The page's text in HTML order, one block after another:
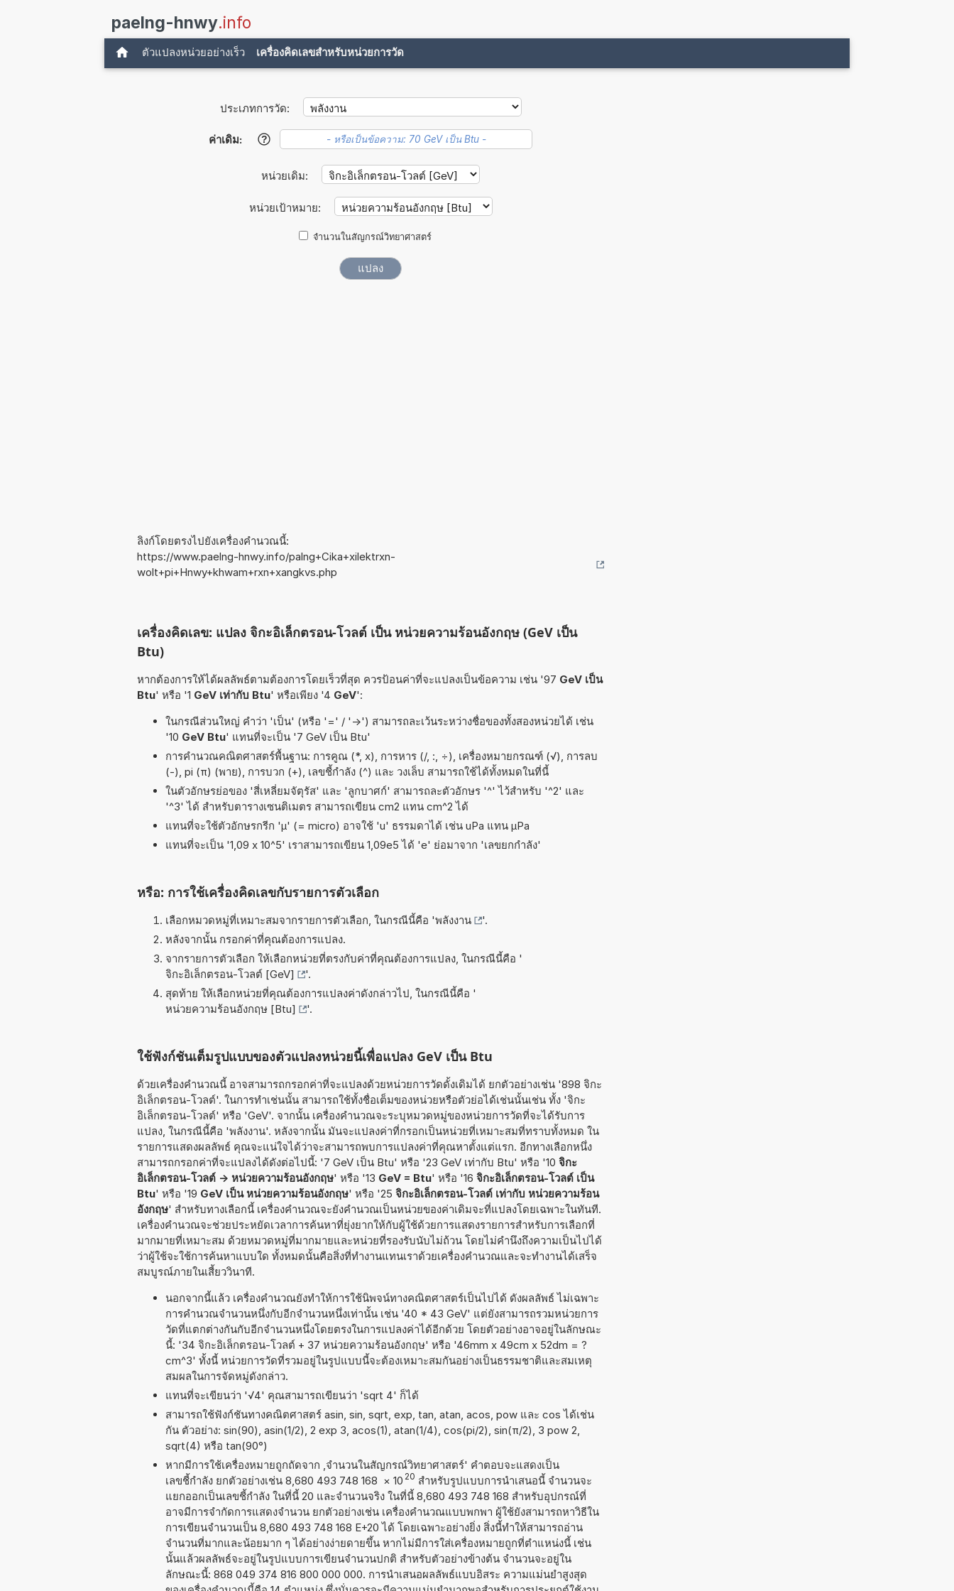
paelng-hnwy.info
ตัวแปลงหน่วยอย่างเร็ว เครื่องคิดเลขสำหรับหน่วยการวัด
ประเภทการวัด:
ค่าเดิม: ?
หน่วยเดิม:
หน่วยเป้าหมาย:
จำนวนในสัญกรณ์วิทยาศาสตร์
ลิงก์โดยตรงไปยังเครื่องคำนวณนี้:
https://www.paelng-hnwy.info/palng+Cika+xilektrxn-
wolt+pi+Hnwy+khwam+rxn+xangkvs.php
เครื่องคิดเลข: แปลง จิกะอิเล็กตรอน-โวลต์ เป็น หน่วยความร้อนอังกฤษ (GeV เป็น
Btu)
หากต้องการให้ได้ผลลัพธ์ตามต้องการโดยเร็วที่สุด ควรป้อนค่าที่จะแปลงเป็นข้อความ เช่น '97 GeV เป็น
Btu' หรือ '1 GeV เท่ากับ Btu' หรือเพียง '4 GeV':
ในกรณีส่วนใหญ่ คำว่า 'เป็น' (หรือ '=' / '->') สามารถละเว้นระหว่างชื่อของทั้งสองหน่วยได้ เช่น
'10 GeV Btu' แทนที่จะเป็น '7 GeV เป็น Btu'
การคำนวณคณิตศาสตร์พื้นฐาน: การคูณ (*, x), การหาร (/, :, ÷), เครื่องหมายกรณฑ์ (√), การลบ
(-), pi (π) (พาย), การบวก (+), เลขชี้กำลัง (^) และ วงเล็บ สามารถใช้ได้ทั้งหมดในที่นี้
ในตัวอักษรย่อของ 'สี่เหลี่ยมจัตุรัส' และ 'ลูกบาศก์' สามารถละตัวอักษร '^' ไว้สำหรับ '^2' และ
'^3' ได้ สำหรับตารางเซนติเมตร สามารถเขียน cm2 แทน cm^2 ได้
แทนที่จะใช้ตัวอักษรกรีก 'µ' (= micro) อาจใช้ 'u' ธรรมดาได้ เช่น uPa แทน µPa
แทนที่จะเป็น '1,09 x 10^5' เราสามารถเขียน 1,09e5 ได้ 'e' ย่อมาจาก 'เลขยกกำลัง'
หรือ: การใช้เครื่องคิดเลขกับรายการตัวเลือก
เลือกหมวดหมู่ที่เหมาะสมจากรายการตัวเลือก, ในกรณีนี้คือ 'พลังงาน
'.
หลังจากนั้น กรอกค่าที่คุณต้องการแปลง.
จากรายการตัวเลือก ให้เลือกหน่วยที่ตรงกับค่าที่คุณต้องการแปลง, ในกรณีนี้คือ '
จิกะอิเล็กตรอน-โวลต์ [GeV]
'.
สุดท้าย ให้เลือกหน่วยที่คุณต้องการแปลงค่าดังกล่าวไป, ในกรณีนี้คือ '
หน่วยความร้อนอังกฤษ [Btu]
'.
ใช้ฟังก์ชันเต็มรูปแบบของตัวแปลงหน่วยนี้เพื่อแปลง GeV เป็น Btu
ด้วยเครื่องคำนวณนี้ อาจสามารถกรอกค่าที่จะแปลงด้วยหน่วยการวัดดั้งเดิมได้ ยกตัวอย่างเช่น '898 จิกะ
อิเล็กตรอน-โวลต์'. ในการทำเช่นนั้น สามารถใช้ทั้งชื่อเต็มของหน่วยหรือตัวย่อได้เช่นนั้นเช่น ทั้ง 'จิกะ
อิเล็กตรอน-โวลต์' หรือ 'GeV'. จากนั้น เครื่องคำนวณจะระบุหมวดหมู่ของหน่วยการวัดที่จะได้รับการ
แปลง, ในกรณีนี้คือ 'พลังงาน'. หลังจากนั้น มันจะแปลงค่าที่กรอกเป็นหน่วยที่เหมาะสมที่ทราบทั้งหมด ใน
รายการแสดงผลลัพธ์ คุณจะแน่ใจได้ว่าจะสามารถพบการแปลงค่าที่คุณหาตั้งแต่แรก. อีกทางเลือกหนึ่ง
สามารถกรอกค่าที่จะแปลงได้ดังต่อไปนี้: '7 GeV เป็น Btu' หรือ '23 GeV เท่ากับ Btu' หรือ '10 จิกะ
อิเล็กตรอน-โวลต์ -> หน่วยความร้อนอังกฤษ' หรือ '13 GeV = Btu' หรือ '16 จิกะอิเล็กตรอน-โวลต์ เป็น
Btu' หรือ '19 GeV เป็น หน่วยความร้อนอังกฤษ' หรือ '25 จิกะอิเล็กตรอน-โวลต์ เท่ากับ หน่วยความร้อน
อังกฤษ' สำหรับทางเลือกนี้ เครื่องคำนวณจะยังคำนวณเป็นหน่วยของค่าเดิมจะที่แปลงโดยเฉพาะในทันที.
เครื่องคำนวณจะช่วยประหยัดเวลาการค้นหาที่ยุ่งยากให้กับผู้ใช้ด้วยการแสดงรายการสำหรับการเลือกที่
มากมายที่เหมาะสม ด้วยหมวดหมู่ที่มากมายและหน่วยที่รองรับนับไม่ถ้วน โดยไม่คำนึงถึงความเป็นไปได้
ว่าผู้ใช้จะใช้การค้นหาแบบใด ทั้งหมดนั้นคือสิ่งที่ทำงานแทนเราด้วยเครื่องคำนวณและจะทำงานได้เสร็จ
สมบูรณ์ภายในเสี้ยววินาที.
นอกจากนี้แล้ว เครื่องคำนวณยังทำให้การใช้นิพจน์ทางคณิตศาสตร์เป็นไปได้ ดังผลลัพธ์ ไม่เฉพาะ
การคำนวณจำนวนหนึ่งกับอีกจำนวนหนึ่งเท่านั้น เช่น '40 * 43 GeV' แต่ยังสามารถรวมหน่วยการ
วัดที่แตกต่างกันกับอีกจำนวนหนึ่งโดยตรงในการแปลงค่าได้อีกด้วย โดยตัวอย่างอาจอยู่ในลักษณะ
นี้: '34 จิกะอิเล็กตรอน-โวลต์ + 37 หน่วยความร้อนอังกฤษ' หรือ '46mm x 49cm x 52dm = ?
cm^3' ทั้งนี้ หน่วยการวัดที่รวมอยู่ในรูปแบบนี้จะต้องเหมาะสมกันอย่างเป็นธรรมชาติและสมเหตุ
สมผลในการจัดหมู่ดังกล่าว.
แทนที่จะเขียนว่า '√4' คุณสามารถเขียนว่า 'sqrt 4' ก็ได้
สามารถใช้ฟังก์ชันทางคณิตศาสตร์ asin, sin, sqrt, exp, tan, atan, acos, pow และ cos ได้เช่น
กัน ตัวอย่าง: sin(90), asin(1/2), 2 exp 3, acos(1), atan(1/4), cos(pi/2), sin(π/2), 3 pow 2,
sqrt(4) หรือ tan(90°)
หากมีการใช้เครื่องหมายถูกถัดจาก ,จำนวนในสัญกรณ์วิทยาศาสตร์' คำตอบจะแสดงเป็น
เลขชี้กำลัง ยกตัวอย่างเช่น 8,680 493 748 168 × 10 20 สำหรับรูปแบบการนำเสนอนี้ จำนวนจะ
แยกออกเป็นเลขชี้กำลัง ในที่นี้ 20 และจำนวนจริง ในที่นี้ 8,680 493 748 168 สำหรับอุปกรณ์ที่
อาจมีการจำกัดการแสดงจำนวน ยกตัวอย่างเช่น เครื่องคำนวณแบบพกพา ผู้ใช้ยังสามารถหาวิธีใน
การเขียนจำนวนเป็น 8,680 493 748 168 E+20 ได้ โดยเฉพาะอย่างยิ่ง สิ่งนี้ทำให้สามารถอ่าน
จำนวนที่มากและน้อยมาก ๆ ได้อย่างง่ายดายขึ้น หากไม่มีการใส่เครื่องหมายถูกที่ตำแหน่งนี้ เช่น
นั้นแล้วผลลัพธ์จะอยู่ในรูปแบบการเขียนจำนวนปกติ สำหรับตัวอย่างข้างต้น จำนวนจะอยู่ใน
ลักษณะนี้: 868 049 374 816 800 000 000. การนำเสนอผลลัพธ์แบบอิสระ ความแม่นยำสูงสุด